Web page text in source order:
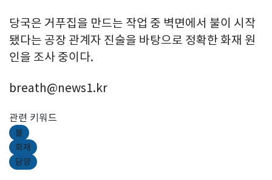
당국은 거푸집을 만드는 작업 중 벽면에서 불이 시작
됐다는 공장 관계자 진술을 바탕으로 정확한 화재 원
인을 조사 중이다.
breath@news1.kr
관련 키워드
불
화재
담양